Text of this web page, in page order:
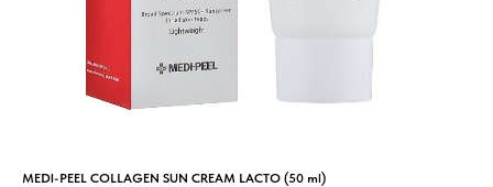
MEDI-PEEL COLLAGEN SUN CREAM LACTO (50 ml)